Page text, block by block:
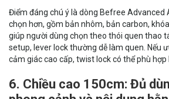
Điểm đáng chú ý là dòng Befree Advanced
chọn hơn, gồm bản nhôm, bản carbon,
giúp người dùng chọn theo thói quen thao
setup, lever lock thường dễ làm quen. Nếu
cảm giác cao cấp, twist lock có thể phù hợp
6. Chiều cao 150cm: Đủ